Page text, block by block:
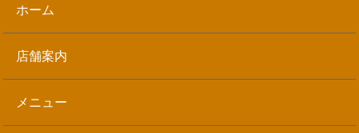
ホーム
店舗案内
メニュー